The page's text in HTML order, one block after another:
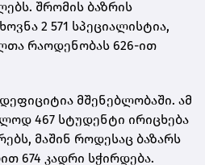
შრომის ბაზრის
2 571 სპეციალისტია,
რაოდენობას 626-ით
მშენებლობაში. ამ
467 სტუდენტი ირიცხება
მაშინ როდესაც ბაზარს
674 კადრი სჭირდება.